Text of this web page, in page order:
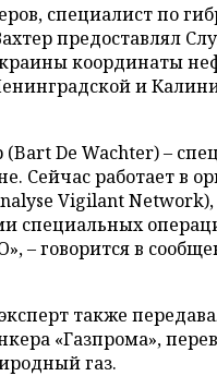
специалист по
предоставлял
координаты
и
(Bart De Wachter) –
Сейчас работает в
Vigilant Network),
специальных
– говорится в
также
«Газпрома»,
газ.